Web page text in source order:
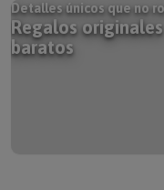
Detalles únicos que no
Regalos originales
baratos